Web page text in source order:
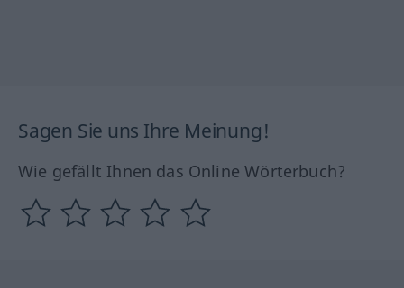
Sagen Sie uns Ihre Meinung!
Wie gefällt Ihnen das Online Wörterbuch?